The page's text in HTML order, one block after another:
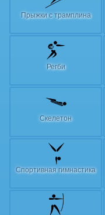
Прыжки с трамплина
Регби
Скелетон
Спортивная гимнастика